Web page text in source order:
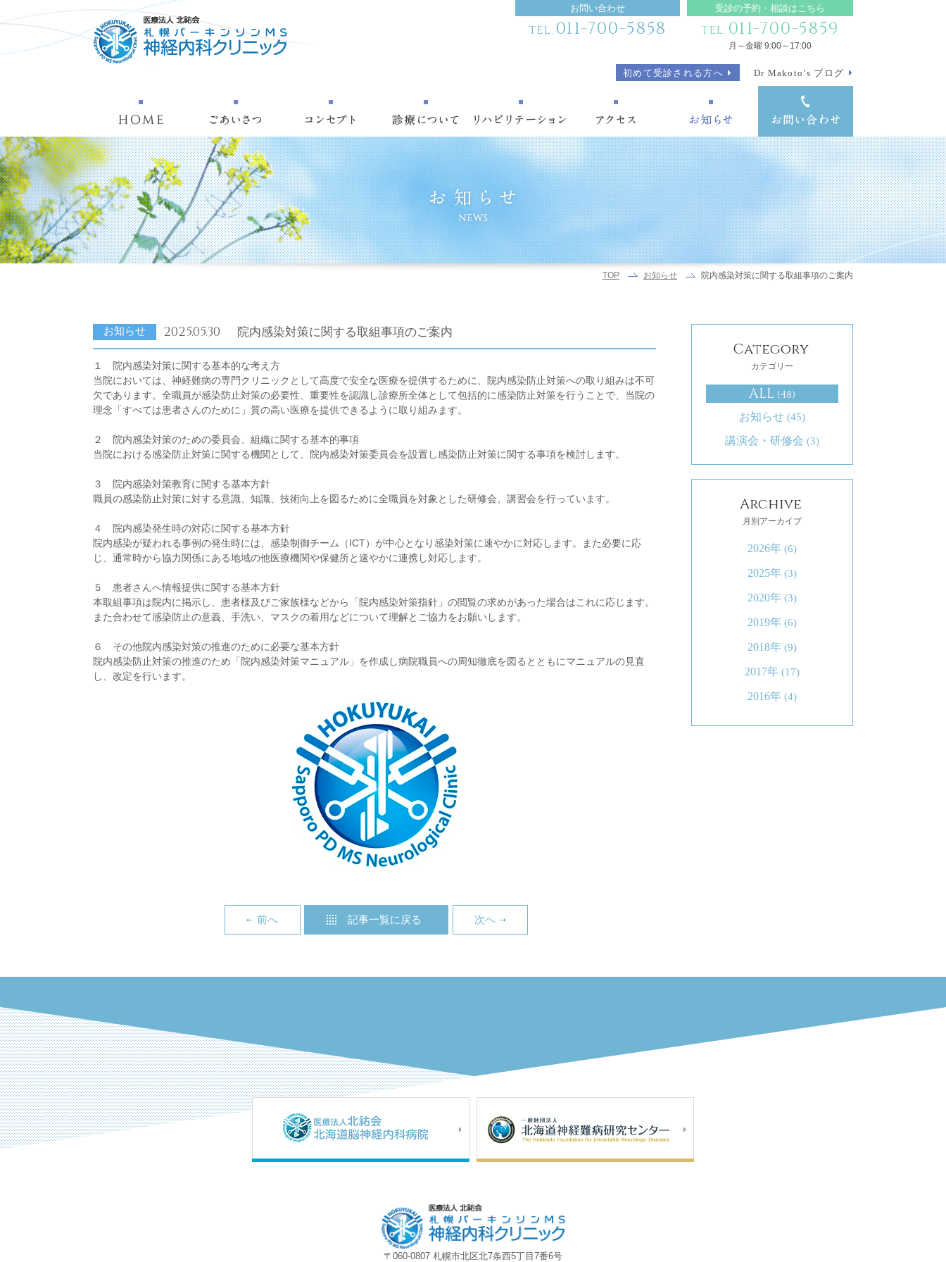
お問い合わせ
TEL. 011-700-5858
受診の予約・相談はこちら
TEL. 011-700-5859
月～金曜 9:00～17:00
初めて受診される方へ Dr Makoto’s ブログ
TOP お知らせ 院内感染対策に関する取組事項のご案内
お知らせ 2025.05.30 院内感染対策に関する取組事項のご案内
１ 院内感染対策に関する基本的な考え方
当院においては、神経難病の専門クリニックとして高度で安全な医療を提供するために、院内感染防止対策への取り組みは不可
欠であります。全職員が感染防止対策の必要性、重要性を認識し診療所全体として包括的に感染防止対策を行うことで、当院の
理念「すべては患者さんのために」質の高い医療を提供できるように取り組みます。
２ 院内感染対策のための委員会、組織に関する基本的事項
当院における感染防止対策に関する機関として、院内感染対策委員会を設置し感染防止対策に関する事項を検討します。
３ 院内感染対策教育に関する基本方針
職員の感染防止対策に対する意識、知識、技術向上を図るために全職員を対象とした研修会、講習会を行っています。
４ 院内感染発生時の対応に関する基本方針
院内感染が疑われる事例の発生時には、感染制御チーム（ICT）が中心となり感染対策に速やかに対応します。また必要に応
じ、通常時から協力関係にある地域の他医療機関や保健所と速やかに連携し対応します。
５ 患者さんへ情報提供に関する基本方針
本取組事項は院内に掲示し、患者様及びご家族様などから「院内感染対策指針」の閲覧の求めがあった場合はこれに応じます。
また合わせて感染防止の意義、手洗い、マスクの着用などについて理解とご協力をお願いします。
６ その他院内感染対策の推進のために必要な基本方針
院内感染防止対策の推進のため「院内感染対策マニュアル」を作成し病院職員への周知徹底を図るとともにマニュアルの見直
し、改定を行います。
前へ 記事一覧に戻る 次へ
Category
カテゴリー
ALL (48)
お知らせ (45)
講演会・研修会 (3)
Archive
月別アーカイブ
2026年 (6)
2025年 (3)
2020年 (3)
2019年 (6)
2018年 (9)
2017年 (17)
2016年 (4)
〒060-0807 札幌市北区北7条西5丁目7番6号